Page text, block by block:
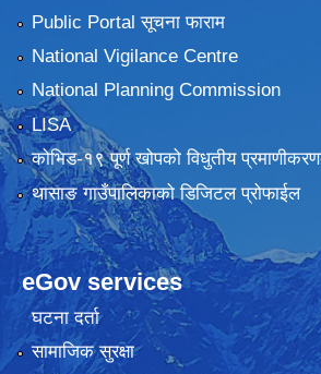
Public Portal सूचना फाराम
National Vigilance Centre
National Planning Commission
LISA
कोभिड-१९ पूर्ण खोपको विधुतीय
थासाङ गाउँपालिकाको डिजिटल प्रोफाईल
eGov services
घटना दर्ता
सामाजिक सुरक्षा